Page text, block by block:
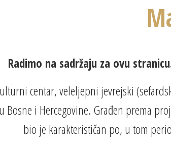
Radimo na sadržaju za ovu
centar, veleljepni jevrejski
Bosne i Hercegovine. Građen prema
bio je karakterističan po, u tom